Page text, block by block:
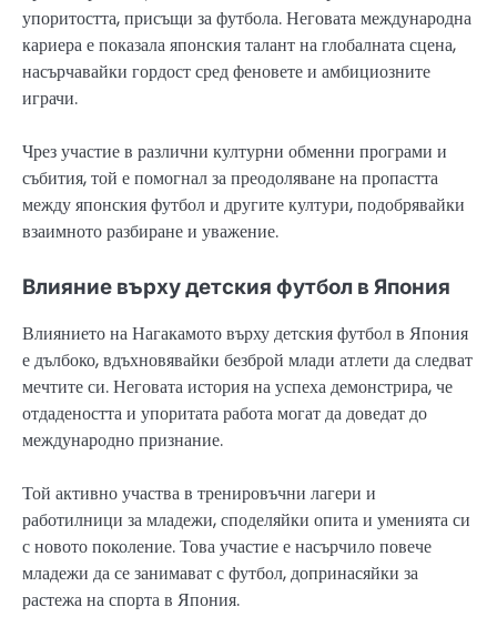
упоритостта, присъщи за футбола. Неговата международна
кариера е показала японския талант на глобалната сцена,
насърчавайки гордост сред феновете и амбициозните
играчи.
Чрез участие в различни културни обменни програми и
събития, той е помогнал за преодоляване на пропастта
между японския футбол и другите култури, подобрявайки
взаимното разбиране и уважение.
Влияние върху детския футбол в Япония
Влиянието на Нагакамото върху детския футбол в Япония
е дълбоко, вдъхновявайки безброй млади атлети да следват
мечтите си. Неговата история на успеха демонстрира, че
отдадеността и упоритата работа могат да доведат до
международно признание.
Той активно участва в тренировъчни лагери и
работилници за младежи, споделяйки опита и уменията си
с новото поколение. Това участие е насърчило повече
младежи да се занимават с футбол, допринасяйки за
растежа на спорта в Япония.